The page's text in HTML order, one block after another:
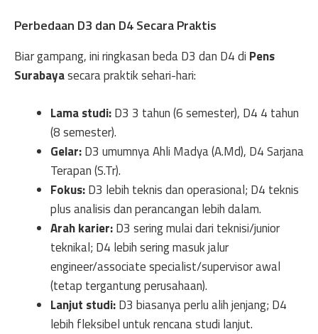
Perbedaan D3 dan D4 Secara Praktis
Biar gampang, ini ringkasan beda D3 dan D4 di Pens
Surabayasecara praktik sehari-hari:
Lama studi:D3 3 tahun (6 semester), D4 4 tahun
(8 semester).
Gelar:D3 umumnya Ahli Madya (A.Md), D4 Sarjana
Terapan (S.Tr).
Fokus:D3 lebih teknis dan operasional; D4 teknis
plus analisis dan perancangan lebih dalam.
Arah karier:D3 sering mulai dari teknisi/junior
teknikal; D4 lebih sering masuk jalur
engineer/associate specialist/supervisor awal
(tetap tergantung perusahaan).
Lanjut studi:D3 biasanya perlu alih jenjang; D4
lebih fleksibel untuk rencana studi lanjut.